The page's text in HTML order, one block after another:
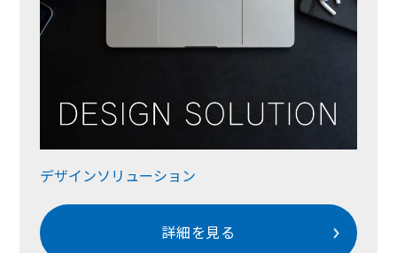
デザインソリューション
詳細を見る